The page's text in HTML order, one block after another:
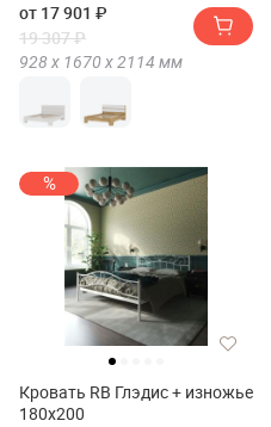
от 17 901 ₽
19 307 ₽
928 х 1670 х2114 мм
%
Кровать RB Глэдис + изножье
180х200